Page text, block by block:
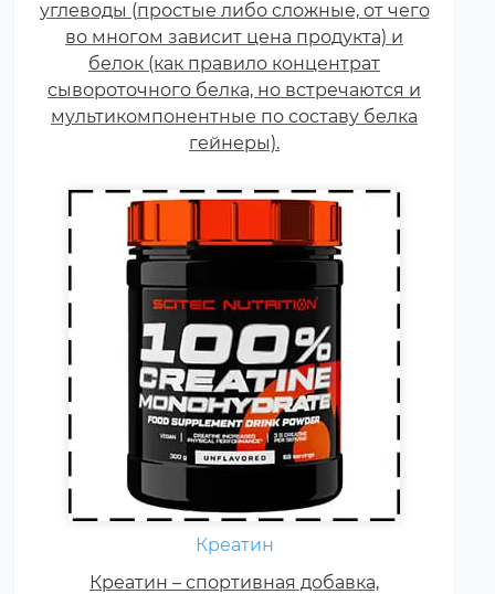
углеводы (простые либо сложные, от чего
во многом зависит цена продукта) и
белок (как правило концентрат
сывороточного белка, но встречаются и
мультикомпонентные по составу белка
гейнеры).
динамической нагрузкой или
силовой выносливостью. Это
кислота, синтезируемая в
организме человека в
скелетных мышцах.
Креатин
Креатин – спортивная добавка,
Ежедневно каждому
витамины группы В, карнитин –
витамин Т, витамины С, D, E, F.